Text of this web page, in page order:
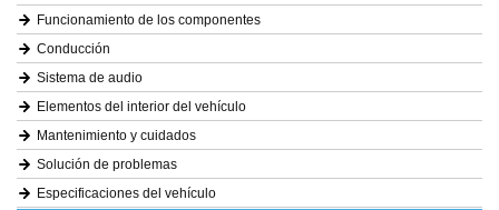
Funcionamiento de los componentes
Conducción
Sistema de audio
Elementos del interior del vehículo
Mantenimiento y cuidados
Solución de problemas
Especificaciones del vehículo